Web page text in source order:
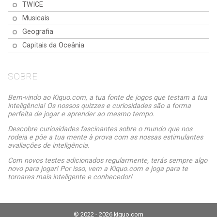
TWICE
Musicais
Geografia
Capitais da Oceânia
SOBRE
Bem-vindo ao Kiquo.com, a tua fonte de jogos que testam a tua
inteligência! Os nossos quizzes e curiosidades são a forma
perfeita de jogar e aprender ao mesmo tempo.
Descobre curiosidades fascinantes sobre o mundo que nos
rodeia e põe a tua mente à prova com as nossas estimulantes
avaliações de inteligência.
Com novos testes adicionados regularmente, terás sempre algo
novo para jogar! Por isso, vem a Kiquo.com e joga para te
tornares mais inteligente e conhecedor!
© 2022 - 2026 kiquo.com